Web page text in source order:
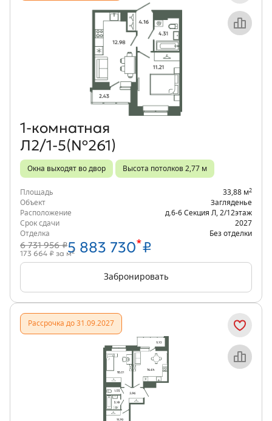
Объект месяца
1‑комнатная
Л2/1-5(№261)
Окна выходят во двор Высота потолков 2,77 м
Площадь 33,88 м2
Объект
Загляденье
Расположение
д.6-6 Секция Л 2/12этаж
Срок сдачи
2027
Отделка
Без отделки
6 731 956 ₽5 883 730*₽
173 664 ₽ за м2
Забронировать
Рассрочка до 31.09.2027
Объект месяца